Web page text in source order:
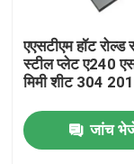
हमारे बारे में
गुणवत्ता नियंत्रण
एएसटीएम हॉट
स्टील प्लेट ए240
मिमी शीट 304
जांच